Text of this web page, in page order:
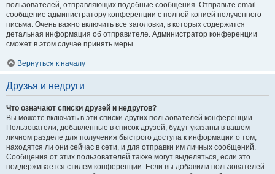
пользователей, отправляющих подобные сообщения. Отправьте email-
сообщение администратору конференции с полной копией полученного
письма. Очень важно включить все заголовки, в которых содержится
детальная информация об отправителе. Администратор конференции
сможет в этом случае принять меры.
Вернуться к началу
Друзья и недруги
Что означают списки друзей и недругов?
Вы можете включать в эти списки других пользователей конференции.
Пользователи, добавленные в список друзей, будут указаны в вашем
личном разделе для получения быстрого доступа к информации о том,
находятся ли они сейчас в сети, и для отправки им личных сообщений.
Сообщения от этих пользователей также могут выделяться, если это
поддерживается стилем конференции. Если вы добавили пользователей